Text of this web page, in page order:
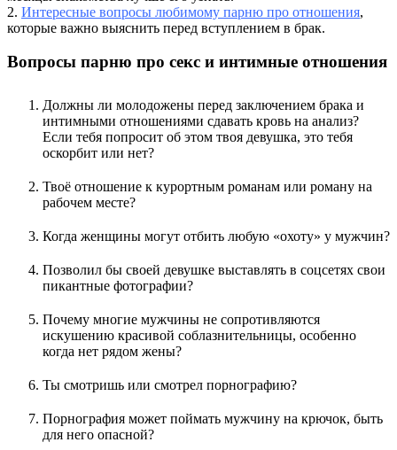
2. Интересные вопросы любимому парню про отношения,
которые важно выяснить перед вступлением в брак.
Вопросы парню про секс и интимные отношения
Должны ли молодожены перед заключением брака и
интимными отношениями сдавать кровь на анализ?
Если тебя попросит об этом твоя девушка, это тебя
оскорбит или нет?
Твоё отношение к курортным романам или роману на
рабочем месте?
Когда женщины могут отбить любую «охоту» у мужчин?
Позволил бы своей девушке выставлять в соцсетях свои
пикантные фотографии?
Почему многие мужчины не сопротивляются
искушению красивой соблазнительницы, особенно
когда нет рядом жены?
Ты смотришь или смотрел порнографию?
Порнография может поймать мужчину на крючок, быть
для него опасной?